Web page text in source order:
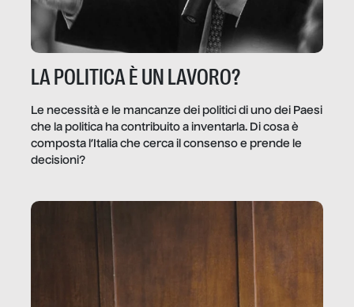
LA POLITICA È UN LAVORO?
Le necessità e le mancanze dei politici di uno dei Paesi
che la politica ha contribuito a inventarla. Di cosa è
composta l’Italia che cerca il consenso e prende le
decisioni?